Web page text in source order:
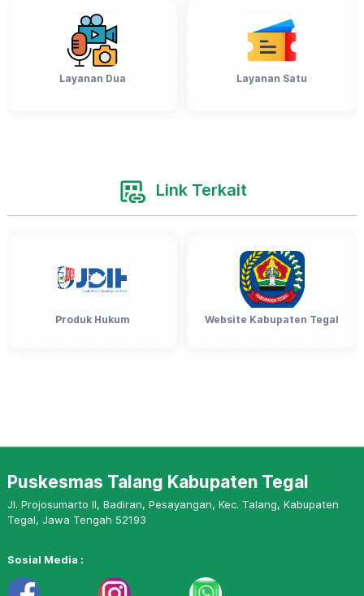
Layanan Dua Layanan Satu
Link Terkait
Produk Hukum Website Kabupaten Tegal
Puskesmas Talang Kabupaten Tegal
Jl. Projosumarto II, Badiran, Pesayangan, Kec. Talang, Kabupaten
Tegal, Jawa Tengah 52193
Sosial Media :